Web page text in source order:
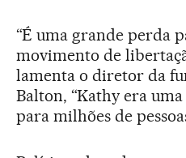
“É uma grande perda
movimento de
lamenta o diretor da
Balton, “Kathy era
para milhões de